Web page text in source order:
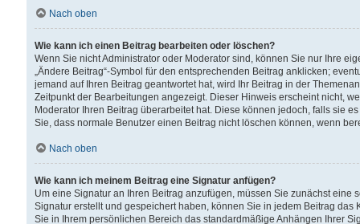
Nach oben
Wie kann ich einen Beitrag bearbeiten oder löschen?
Wenn Sie nicht Administrator oder Moderator sind, können Sie nur Ihre
„Ändere Beitrag“-Symbol für den entsprechenden Beitrag anklicken;
jemand auf Ihren Beitrag geantwortet hat, wird Ihr Beitrag in der
Zeitpunkt der Bearbeitungen angezeigt. Dieser Hinweis erscheint nicht,
Moderator Ihren Beitrag überarbeitet hat. Diese können jedoch, falls sie
Sie, dass normale Benutzer einen Beitrag nicht löschen können, wenn
Nach oben
Wie kann ich meinem Beitrag eine Signatur anfügen?
Um eine Signatur an Ihren Beitrag anzufügen, müssen Sie zunächst
Signatur erstellt und gespeichert haben, können Sie in jedem Beitrag
Sie in Ihrem persönlichen Bereich das standardmäßige Anhängen Ihrer